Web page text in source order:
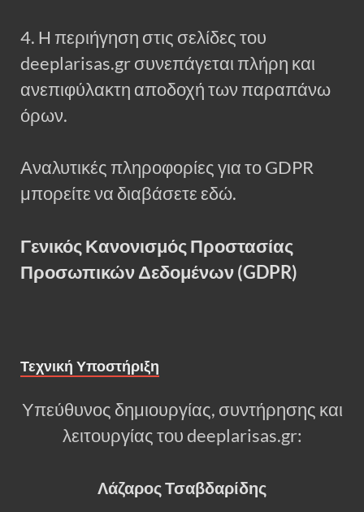
4. Η περιήγηση στις σελίδες του
deeplarisas.gr συνεπάγεται πλήρη και
ανεπιφύλακτη αποδοχή των παραπάνω
όρων.
Αναλυτικές πληροφορίες για το GDPR
μπορείτε να διαβάσετε εδώ.
Γενικός Κανονισμός Προστασίας
Προσωπικών Δεδομένων (GDPR)
Τεχνική Υποστήριξη
Υπεύθυνος δημιουργίας, συντήρησης και
λειτουργίας του deeplarisas.gr:
Λάζαρος Τσαβδαρίδης